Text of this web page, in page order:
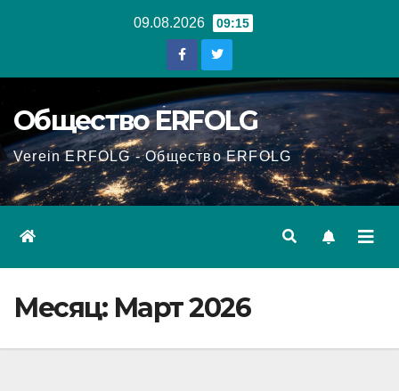
09.08.2026 09:15
Общество ERFOLG
Verein ERFOLG - Общество ERFOLG
Месяц: Март 2026